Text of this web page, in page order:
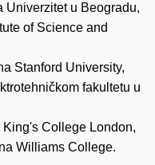
Univerzitet u Beogradu,
of Science and
Stanford University,
fakultetu u
College London,
Williams College.